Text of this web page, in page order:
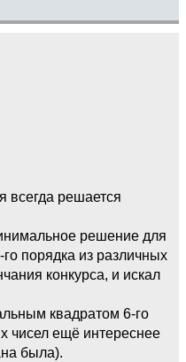
всегда решается
решение для
порядка из различных
конкурса, и искал
квадратом 6-го
чисел ещё интереснее
была).